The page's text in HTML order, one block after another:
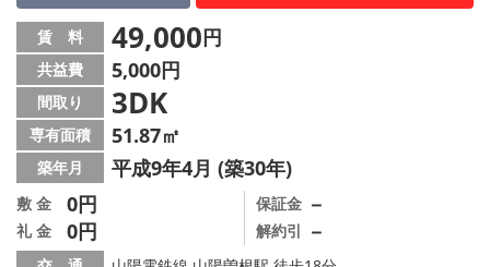
Instagram
店舗情報·アクセス
会社概要
メールでお問い合わせ
賃 料 49,000円
共益費 5,000円
間取り 3DK
専有面積 51.87㎡
築年月 平成9年4月 (築30年)
敷 金 0円
礼 金 0円
保証金 －
解約引 －